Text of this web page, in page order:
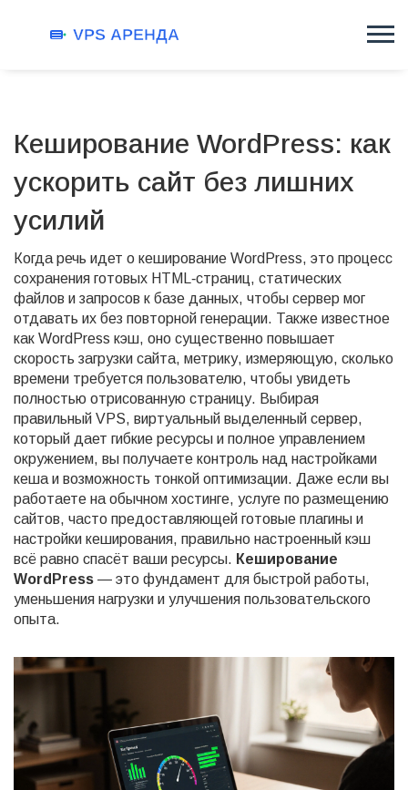
Кеширование WordPress: как
ускорить сайт без лишних
усилий
Когда речь идет о кеширование WordPress, это процесс
сохранения готовых HTML‑страниц, статических
файлов и запросов к базе данных, чтобы сервер мог
отдавать их без повторной генерации. Также известное
как WordPress кэш, оно существенно повышает
скорость загрузки сайта, метрику, измеряющую, сколько
времени требуется пользователю, чтобы увидеть
полностью отрисованную страницу. Выбирая
правильный VPS, виртуальный выделенный сервер,
который дает гибкие ресурсы и полное управлением
окружением, вы получаете контроль над настройками
кеша и возможность тонкой оптимизации. Даже если вы
работаете на обычном хостинге, услуге по размещению
сайтов, часто предоставляющей готовые плагины и
настройки кеширования, правильно настроенный кэш
всё равно спасёт ваши ресурсы. Кеширование
WordPress — это фундамент для быстрой работы,
уменьшения нагрузки и улучшения пользовательского
опыта.